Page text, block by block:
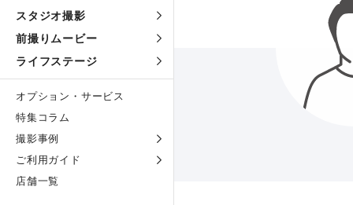
スタジオ撮影
前撮りムービー
ライフステージ
オプション・サービス
特集コラム
撮影事例
ご利用ガイド
店舗一覧